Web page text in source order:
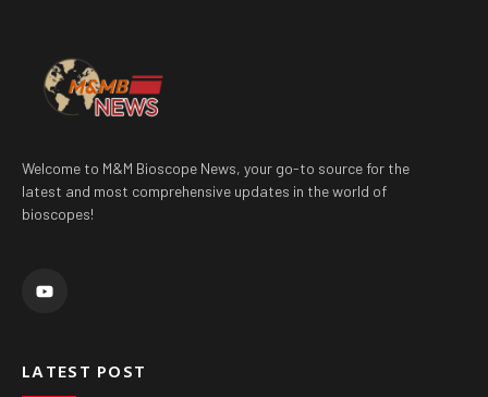
Welcome to M&M Bioscope News, your go-to source for the
latest and most comprehensive updates in the world of
bioscopes!
u
LATEST POST